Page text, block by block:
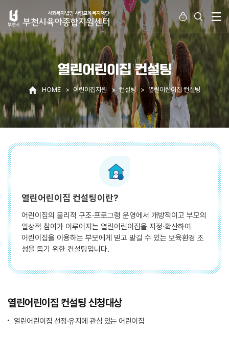
열린어린이집 컨설팅
HOME 어린이집지원 컨설팅 열린어린이집 컨설팅
열린어린이집 컨설팅이란?
어린이집의 물리적 구조·프로그램 운영에서 개방적이고 부모의
일상적 참여가 이루어지는 열린어린이집을 지정·확산하여
어린이집을 이용하는 부모에게 믿고 맡길 수 있는 보육환경 조
성을 돕기 위한 컨설팅입니다.
열린어린이집 컨설팅 신청대상
열린어린이집 선정·유지에 관심 있는 어린이집